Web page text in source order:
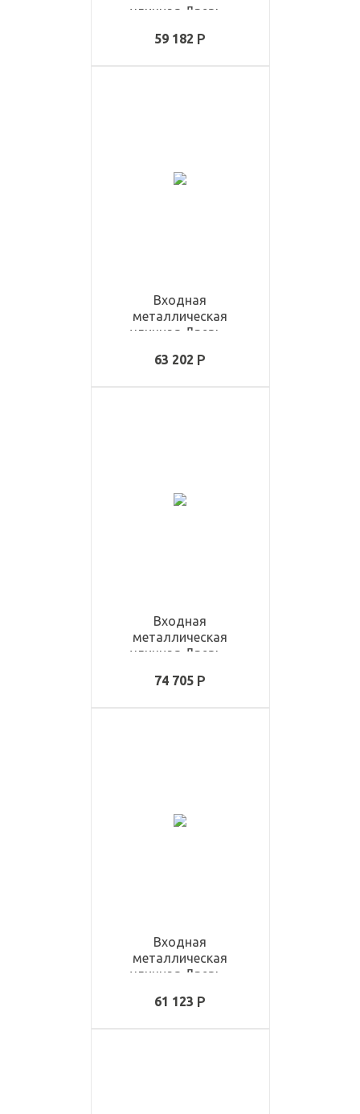
уличная Дверь -
59 182
Входная
металлическая
уличная Дверь -
63 202
Входная
металлическая
уличная Дверь -
74 705
Входная
металлическая
уличная Дверь -
61 123